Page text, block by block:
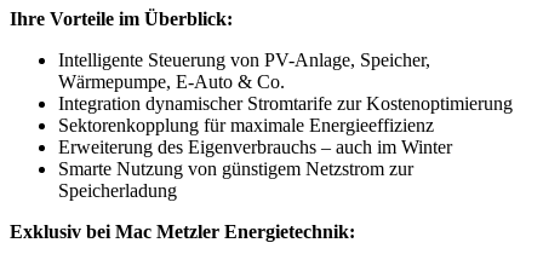
Ihre Vorteile im Überblick:
Intelligente Steuerung von PV-Anlage, Speicher,
Wärmepumpe, E-Auto & Co.
Integration dynamischer Stromtarife zur Kostenoptimierung
Sektorenkopplung für maximale Energieeffizienz
Erweiterung des Eigenverbrauchs – auch im Winter
Smarte Nutzung von günstigem Netzstrom zur
Speicherladung
Exklusiv bei Mac Metzler Energietechnik: